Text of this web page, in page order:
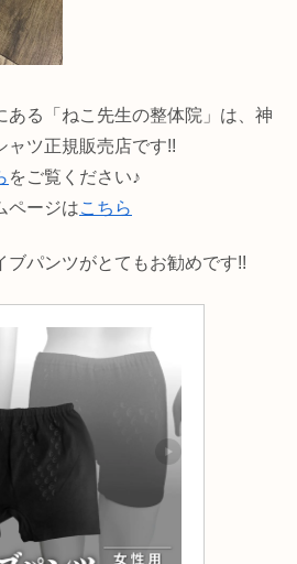
ある「ねこ先生の整体院」は、神
ャツ正規販売店です!!
をご覧ください♪
ページはこちら
ブパンツがとてもお勧めです!!